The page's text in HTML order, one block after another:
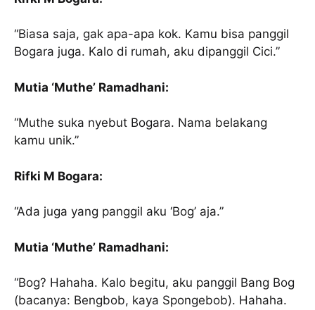
“Biasa saja, gak apa-apa kok. Kamu bisa panggil
Bogara juga. Kalo di rumah, aku dipanggil Cici.”
Mutia ‘Muthe’ Ramadhani:
“Muthe suka nyebut Bogara. Nama belakang
kamu unik.”
Rifki M Bogara:
“Ada juga yang panggil aku ‘Bog’ aja.”
Mutia ‘Muthe’ Ramadhani:
“Bog? Hahaha. Kalo begitu, aku panggil Bang Bog
(bacanya: Bengbob, kaya Spongebob). Hahaha.